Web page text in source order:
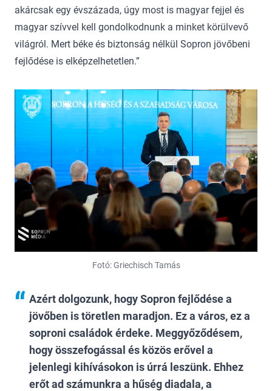
akárcsak egy évszázada, úgy most is magyar fejjel és
magyar szívvel kell gondolkodnunk a minket körülvevő
világról. Mert béke és biztonság nélkül Sopron jövőbeni
fejlődése is elképzelhetetlen.”
Fotó: Griechisch Tamás
Azért dolgozunk, hogy Sopron fejlődése a
jövőben is töretlen maradjon. Ez a város, ez a
soproni családok érdeke. Meggyőződésem,
hogy összefogással és közös erővel a
jelenlegi kihívásokon is úrrá leszünk. Ehhez
erőt ad számunkra a hűség diadala, a